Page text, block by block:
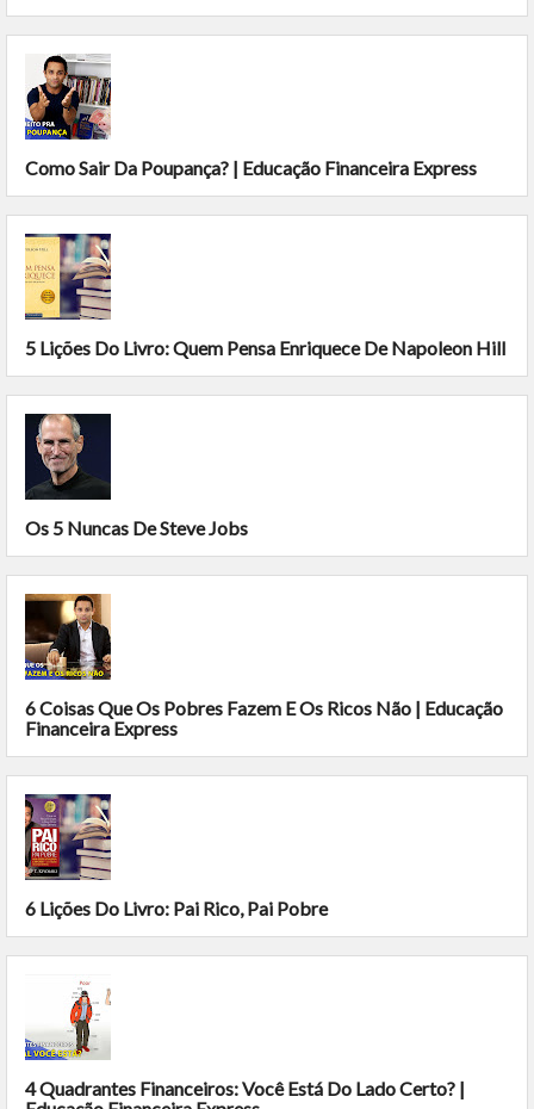
Como Sair Da Poupança? | Educação Financeira Express
5 Lições Do Livro: Quem Pensa Enriquece De Napoleon Hill
Os 5 Nuncas De Steve Jobs
6 Coisas Que Os Pobres Fazem E Os Ricos Não | Educação
Financeira Express
6 Lições Do Livro: Pai Rico, Pai Pobre
4 Quadrantes Financeiros: Você Está Do Lado Certo? |